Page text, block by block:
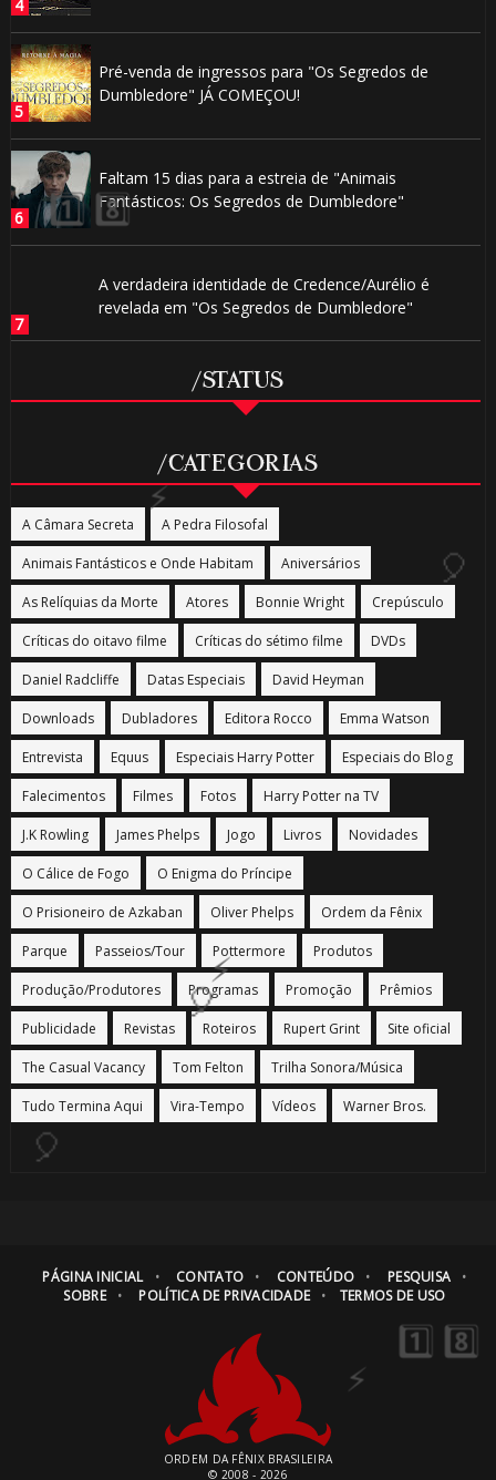
Pré-venda de ingressos para "Os Segredos de
Dumbledore" JÁ COMEÇOU!
Faltam 15 dias para a estreia de "Animais
Fantásticos: Os Segredos de Dumbledore"
A verdadeira identidade de Credence/Aurélio é
revelada em "Os Segredos de Dumbledore"
/STATUS
/CATEGORIAS
A Câmara Secreta A Pedra Filosofal
Animais Fantásticos e Onde Habitam Aniversários
As Relíquias da Morte Atores Bonnie Wright Crepúsculo
Críticas do oitavo filme Críticas do sétimo filme DVDs
Daniel Radcliffe Datas Especiais David Heyman
Downloads Dubladores Editora Rocco Emma Watson
Entrevista Equus Especiais Harry Potter Especiais do Blog
Falecimentos Filmes Fotos Harry Potter na TV
J.K Rowling James Phelps Jogo Livros Novidades
O Cálice de Fogo O Enigma do Príncipe
O Prisioneiro de Azkaban Oliver Phelps Ordem da Fênix
Parque Passeios/Tour Pottermore Produtos
Produção/Produtores Programas Promoção Prêmios
Publicidade Revistas Roteiros Rupert Grint Site oficial
The Casual Vacancy Tom Felton Trilha Sonora/Música
Tudo Termina Aqui Vira-Tempo Vídeos Warner Bros.
PÁGINA INICIAL CONTATO CONTEÚDO
PESQUISA
SOBRE
POLÍTICA DE PRIVACIDADE TERMOS DE USO
ORDEM DA FÊNIX BRASILEIRA
© 2008 - 2026
🎂
🎈
🎈
1️⃣
⚡